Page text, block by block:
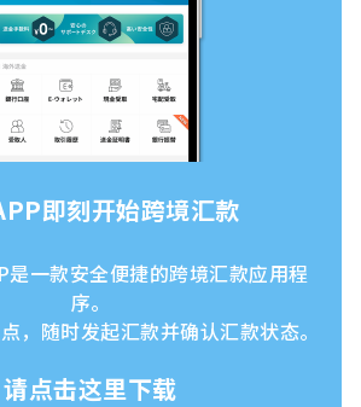
即刻开始跨境汇款
一款安全便捷的跨境汇款应用程
序。
，随时发起汇款并确认汇款状态。
请点击这里下载